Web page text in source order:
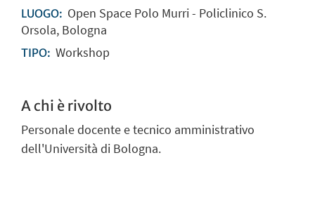
LUOGO: Open Space Polo Murri - Policlinico S.
Orsola, Bologna
TIPO: Workshop
A chi è rivolto
Personale docente e tecnico amministrativo
dell'Università di Bologna.